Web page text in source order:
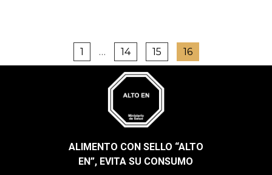
1 … 14 15 16
ALIMENTO CON SELLO “ALTO
EN”, EVITA SU CONSUMO​